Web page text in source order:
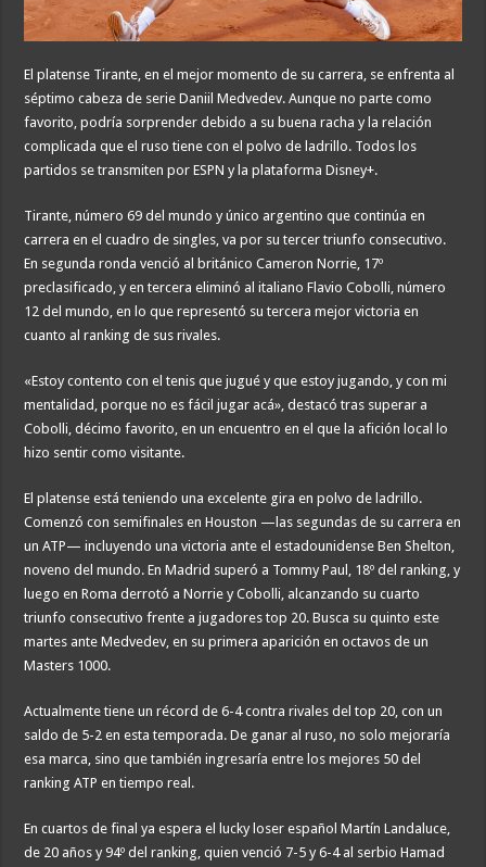
El platense Tirante, en el mejor momento de su carrera, se enfrenta al
séptimo cabeza de serie Daniil Medvedev. Aunque no parte como
favorito, podría sorprender debido a su buena racha y la relación
complicada que el ruso tiene con el polvo de ladrillo. Todos los
partidos se transmiten por ESPN y la plataforma Disney+.
Tirante, número 69 del mundo y único argentino que continúa en
carrera en el cuadro de singles, va por su tercer triunfo consecutivo.
En segunda ronda venció al británico Cameron Norrie, 17º
preclasificado, y en tercera eliminó al italiano Flavio Cobolli, número
12 del mundo, en lo que representó su tercera mejor victoria en
cuanto al ranking de sus rivales.
«Estoy contento con el tenis que jugué y que estoy jugando, y con mi
mentalidad, porque no es fácil jugar acá», destacó tras superar a
Cobolli, décimo favorito, en un encuentro en el que la afición local lo
hizo sentir como visitante.
El platense está teniendo una excelente gira en polvo de ladrillo.
Comenzó con semifinales en Houston —las segundas de su carrera en
un ATP— incluyendo una victoria ante el estadounidense Ben Shelton,
noveno del mundo. En Madrid superó a Tommy Paul, 18º del ranking, y
luego en Roma derrotó a Norrie y Cobolli, alcanzando su cuarto
triunfo consecutivo frente a jugadores top 20. Busca su quinto este
martes ante Medvedev, en su primera aparición en octavos de un
Masters 1000.
Actualmente tiene un récord de 6-4 contra rivales del top 20, con un
saldo de 5-2 en esta temporada. De ganar al ruso, no solo mejoraría
esa marca, sino que también ingresaría entre los mejores 50 del
ranking ATP en tiempo real.
En cuartos de final ya espera el lucky loser español Martín Landaluce,
de 20 años y 94º del ranking, quien venció 7-5 y 6-4 al serbio Hamad